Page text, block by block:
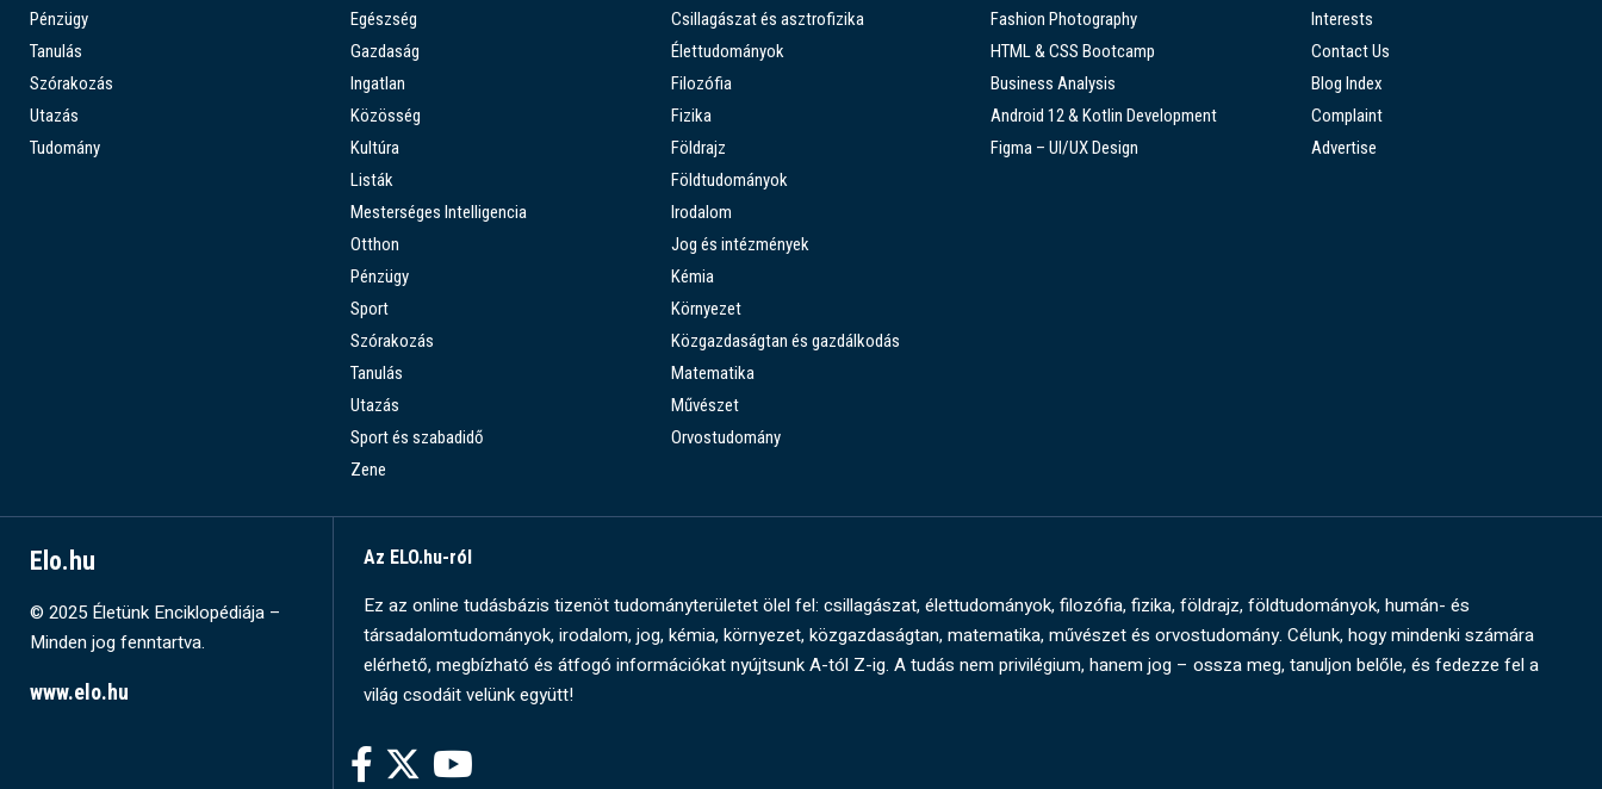
Pénzügy
Tanulás
Szórakozás
Utazás
Tudomány
Egészség
Gazdaság
Ingatlan
Közösség
Kultúra
Listák
Mesterséges Intelligencia
Otthon
Pénzügy
Sport
Szórakozás
Tanulás
Utazás
Sport és szabadidő
Zene
Csillagászat és asztrofizika
Élettudományok
Filozófia
Fizika
Földrajz
Földtudományok
Irodalom
Jog és intézmények
Kémia
Környezet
Közgazdaságtan és gazdálkodás
Matematika
Művészet
Orvostudomány
Fashion Photography
HTML & CSS Bootcamp
Business Analysis
Android 12 & Kotlin Development
Figma – UI/UX Design
Interests
Contact Us
Blog Index
Complaint
Advertise
Elo.hu
© 2025 Életünk Enciklopédiája –
Minden jog fenntartva.
www.elo.hu
Az ELO.hu-ról
Ez az online tudásbázis tizenöt tudományterületet ölel fel: csillagászat, élettudományok, filozófia, fizika, földrajz, földtudományok, humán- és
társadalomtudományok, irodalom, jog, kémia, környezet, közgazdaságtan, matematika, művészet és orvostudomány. Célunk, hogy mindenki számára
elérhető, megbízható és átfogó információkat nyújtsunk A-tól Z-ig. A tudás nem privilégium, hanem jog – ossza meg, tanuljon belőle, és fedezze fel a
világ csodáit velünk együtt!